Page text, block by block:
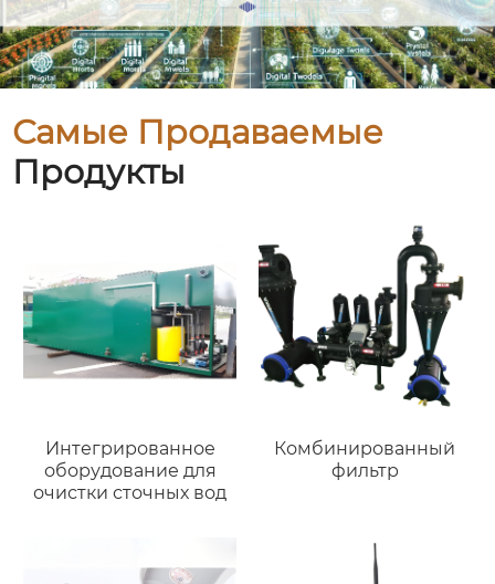
Самые Продаваемые
Продукты
Интегрированное
оборудование для
очистки сточных вод
Комбинированный
фильтр